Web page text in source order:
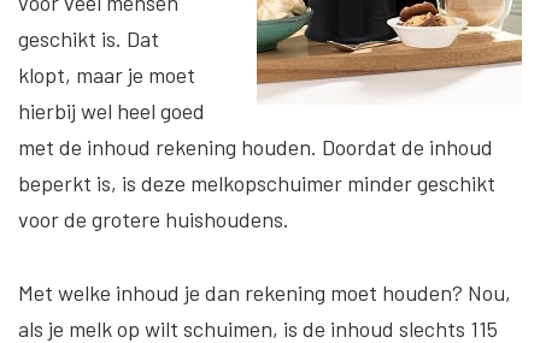
geschikt is. Dat
klopt, maar je moet
hierbij wel heel goed
met de inhoud rekening houden. Doordat de inhoud
beperkt is, is deze melkopschuimer minder geschikt
voor de grotere huishoudens.
Met welke inhoud je dan rekening moet houden? Nou,
als je melk op wilt schuimen, is de inhoud slechts 115